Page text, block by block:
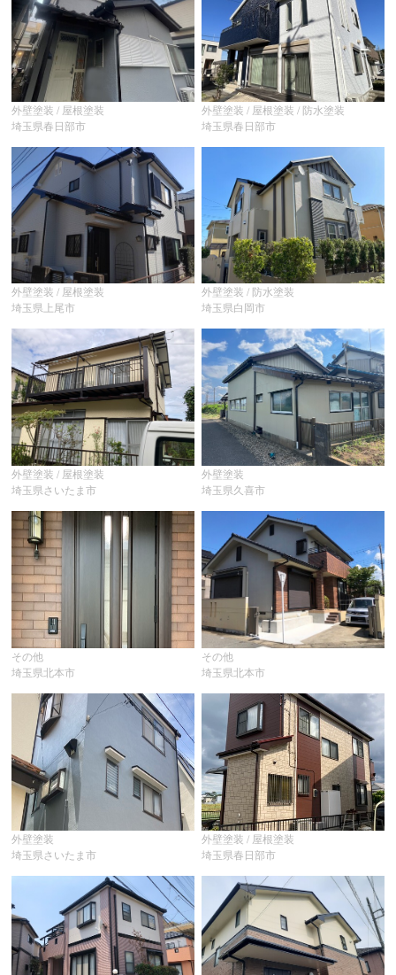
外壁塗装 / 屋根塗装
埼玉県春日部市
外壁塗装 / 屋根塗装 / 防水塗装
埼玉県春日部市
外壁塗装 / 屋根塗装
埼玉県上尾市
外壁塗装 / 防水塗装
埼玉県白岡市
外壁塗装 / 屋根塗装
埼玉県さいたま市
外壁塗装
埼玉県久喜市
その他
埼玉県北本市
その他
埼玉県北本市
外壁塗装
埼玉県さいたま市
外壁塗装 / 屋根塗装
埼玉県春日部市